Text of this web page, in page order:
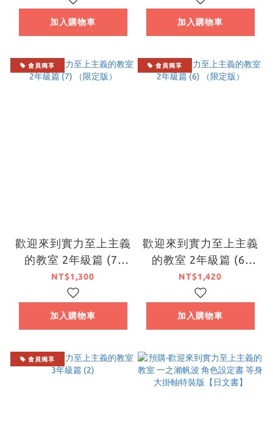
加入購物車 加入購物車
會員獨享
歡迎來到實力至上主義
的教室 2年級篇 (7)
（限定版）
NT$1,300
加入購物車
會員獨享
歡迎來到實力至上主義
的教室 2年級篇 (6)
（限定版）
NT$1,420
加入購物車
會員獨享